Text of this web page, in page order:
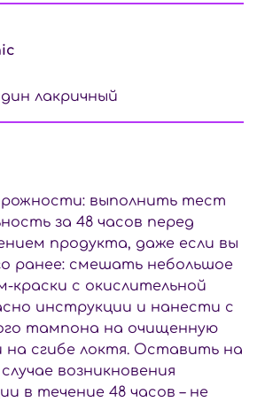
лакричный
выполнить тест
за 48 часов перед
продукта, даже если вы
ранее: смешать небольшое
краски с окислительной
инструкции и нанести с
тампона на очищенную
на сгибе локтя. Оставить на
возникновения
в течение 48 часов – не